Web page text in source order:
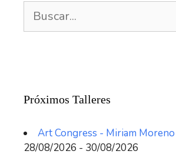
Próximos Talleres
Art Congress - Miriam Moreno
28/08/2026 - 30/08/2026